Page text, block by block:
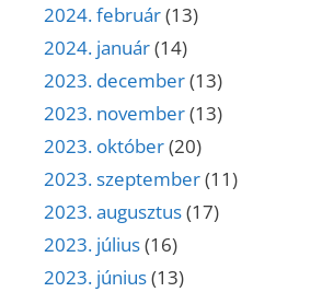
2024. február(13)
2024. január(14)
2023. december(13)
2023. november(13)
2023. október(20)
2023. szeptember(11)
2023. augusztus(17)
2023. július(16)
2023. június(13)